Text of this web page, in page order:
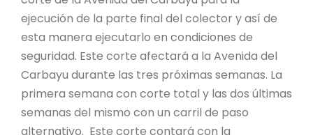
ejecución de la parte final del colector y así de
esta manera ejecutarlo en condiciones de
seguridad. Este corte afectará a la Avenida del
Carbayu durante las tres próximas semanas. La
primera semana con corte total y las dos últimas
semanas del mismo con un carril de paso
alternativo. Este corte contará con la